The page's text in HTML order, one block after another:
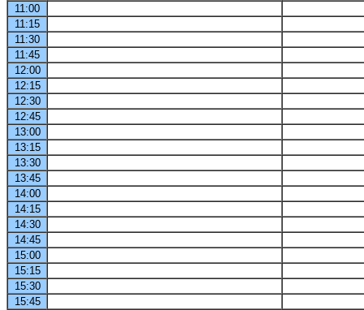
11:00
11:15
11:30
11:45
12:00
12:15
12:30
12:45
13:00
13:15
13:30
13:45
14:00
14:15
14:30
14:45
15:00
15:15
15:30
15:45